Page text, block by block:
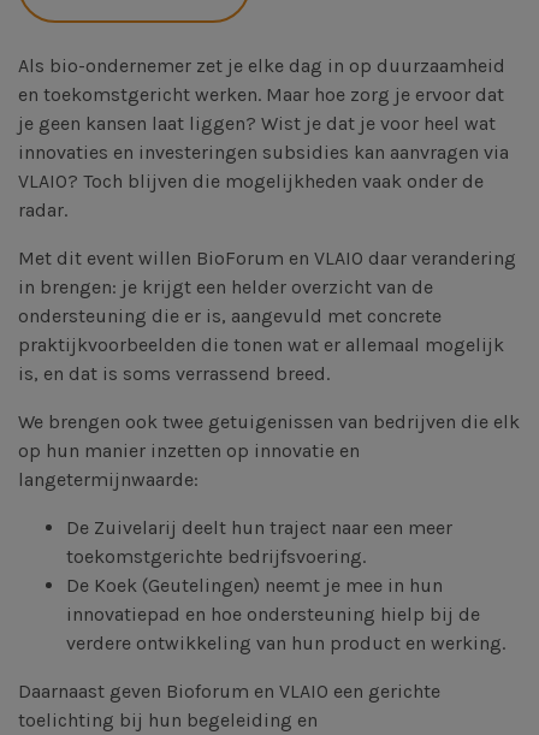
Als bio-ondernemer zet je elke dag in op duurzaamheid
en toekomstgericht werken. Maar hoe zorg je ervoor dat
je geen kansen laat liggen? Wist je dat je voor heel wat
innovaties en investeringen subsidies kan aanvragen via
VLAIO? Toch blijven die mogelijkheden vaak onder de
radar.
Met dit event willen BioForum en VLAIO daar verandering
in brengen: je krijgt een helder overzicht van de
ondersteuning die er is, aangevuld met concrete
praktijkvoorbeelden die tonen wat er allemaal mogelijk
is, en dat is soms verrassend breed.
We brengen ook twee getuigenissen van bedrijven die elk
op hun manier inzetten op innovatie en
langetermijnwaarde:
De Zuivelarij deelt hun traject naar een meer
toekomstgerichte bedrijfsvoering.
De Koek (Geutelingen) neemt je mee in hun
innovatiepad en hoe ondersteuning hielp bij de
verdere ontwikkeling van hun product en werking.
Daarnaast geven Bioforum en VLAIO een gerichte
toelichting bij hun begeleiding en